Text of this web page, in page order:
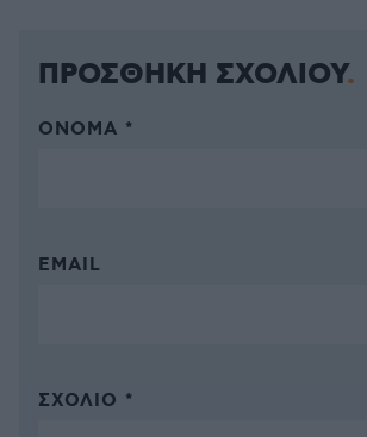
ΠΡΟΣΘΗΚΗ ΣΧΟΛΙΟΥ
ΌΝΟΜΑ *
EMAIL
ΣΧΌΛΙΟ *